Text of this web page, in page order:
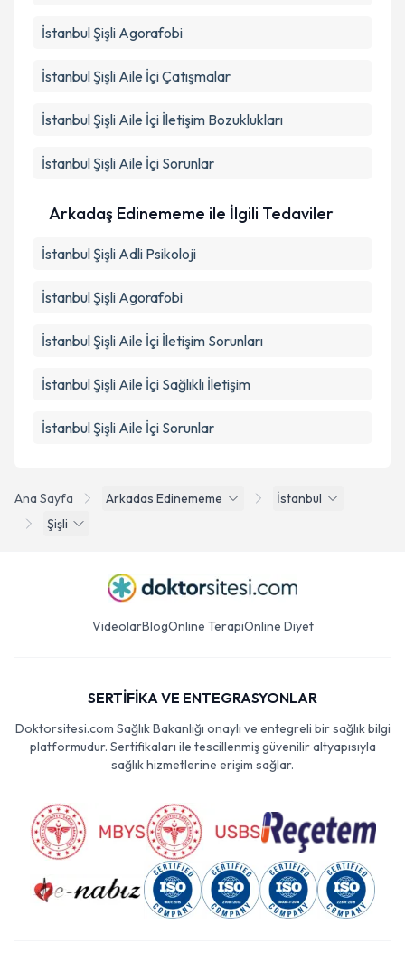
Ana Sayfa Arkadas Edinememe
İstanbul
Şişli
İstanbul Şişli Agorafobi
İstanbul Şişli Aile İçi Çatışmalar
İstanbul Şişli Aile İçi İletişim Bozuklukları
İstanbul Şişli Aile İçi Sorunlar
Arkadaş Edinememe ile İlgili Tedaviler
İstanbul Şişli Adli Psikoloji
İstanbul Şişli Agorafobi
İstanbul Şişli Aile İçi İletişim Sorunları
İstanbul Şişli Aile İçi Sağlıklı İletişim
İstanbul Şişli Aile İçi Sorunlar
VideolarBlogOnline TerapiOnline Diyet
SERTİFİKA VE ENTEGRASYONLAR
Doktorsitesi.com Sağlık Bakanlığı onaylı ve entegreli bir sağlık bilgi
platformudur. Sertifikaları ile tescillenmiş güvenilir altyapısıyla
sağlık hizmetlerine erişim sağlar.